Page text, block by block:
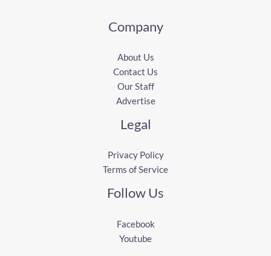
Company
About Us
Contact Us
Our Staff
Advertise
Legal
Privacy Policy
Terms of Service
Follow Us
Facebook
Youtube